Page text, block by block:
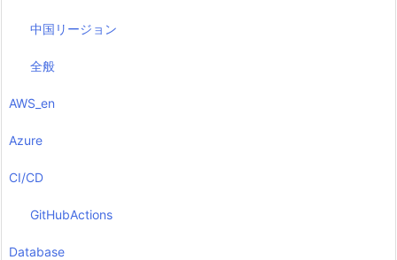
中国リージョン
全般
AWS_en
Azure
CI/CD
GitHubActions
Database